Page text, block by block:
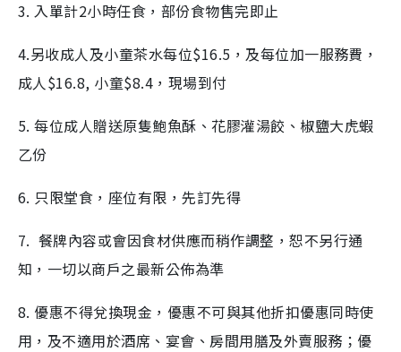
3. 入單計2小時任食，部份食物售完即止
4.另收成人及小童茶水每位$16.5，及每位加一服務費，
成人$16.8, 小童$8.4，現場到付
5. 每位成人贈送原隻鮑魚酥、花膠灌湯餃、椒鹽大虎蝦
乙份
6. 只限堂食，座位有限，先訂先得
7. 餐牌內容或會因食材供應而稍作調整，恕不另行通
知，一切以商戶之最新公佈為準
8. 優惠不得兌換現金，優惠不可與其他折扣優惠同時使
用，及不適用於酒席、宴會、房間用膳及外賣服務；優